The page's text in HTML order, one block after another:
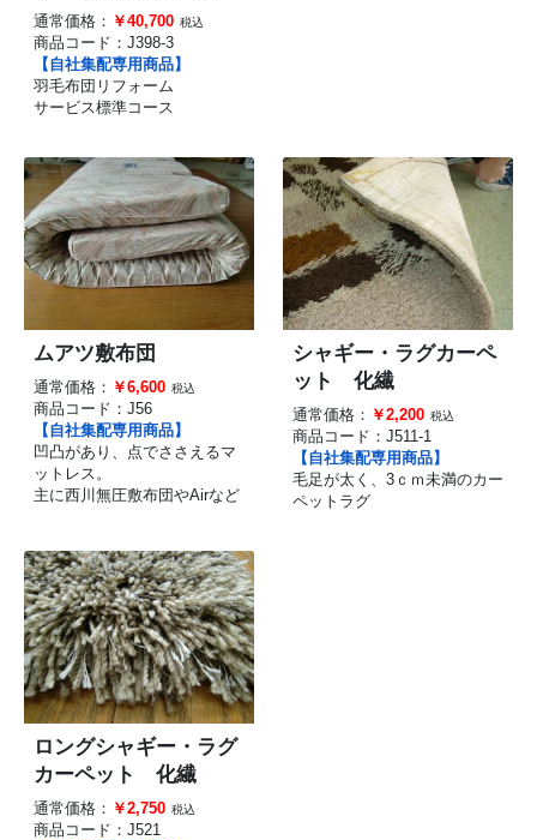
通常価格： ￥40,700 税込
商品コード： J398-3
【自社集配専用商品】
羽毛布団リフォーム
サービス標準コース
ムアツ敷布団
通常価格： ￥6,600 税込
商品コード： J56
【自社集配専用商品】
凹凸があり、点でささえるマ
ットレス。
主に西川無圧敷布団やAirなど
シャギー・ラグカーペ
ット 化繊
通常価格： ￥2,200 税込
商品コード： J511-1
【自社集配専用商品】
毛足が太く、3ｃｍ未満のカー
ペットラグ
ロングシャギー・ラグ
カーペット 化繊
通常価格： ￥2,750 税込
商品コード： J521